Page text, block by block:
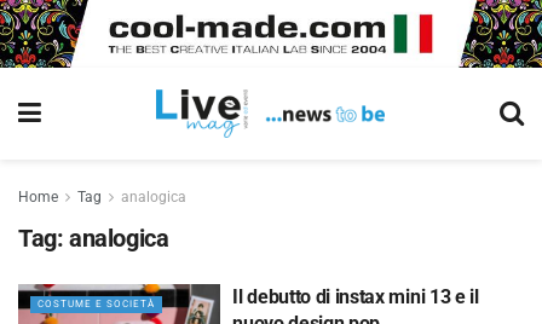
Home Tag analogica
Tag: analogica
COSTUME E SOCIETÀ
Il debutto di instax mini 13 e il